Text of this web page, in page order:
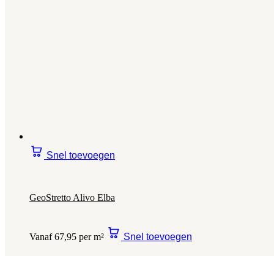
Snel toevoegen
GeoStretto Alivo Elba
Vanaf 67,95 per m² Snel toevoegen